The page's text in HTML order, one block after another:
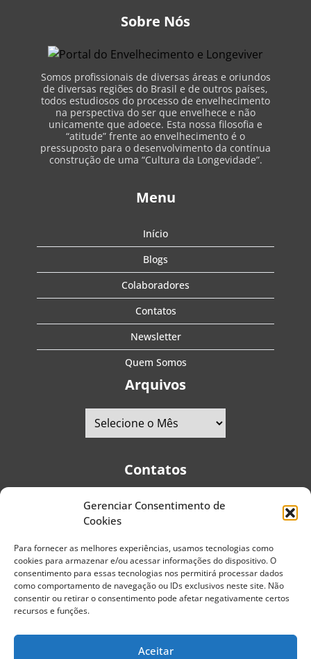
Gerenciar Consentimento de
Cookies
Para fornecer as melhores experiências, usamos tecnologias como
cookies para armazenar e/ou acessar informações do dispositivo. O
consentimento para essas tecnologias nos permitirá processar dados
como comportamento de navegação ou IDs exclusivos neste site. Não
consentir ou retirar o consentimento pode afetar negativamente certos
recursos e funções.
Aceitar
Sobre Nós
Somos profissionais de diversas áreas e oriundos
de diversas regiões do Brasil e de outros países,
todos estudiosos do processo de envelhecimento
na perspectiva do ser que envelhece e não
unicamente que adoece. Esta nossa filosofia e
“atitude” frente ao envelhecimento é o
pressuposto para o desenvolvimento da contínua
construção de uma “Cultura da Longevidade”.
Menu
Início
Blogs
Colaboradores
Contatos
Newsletter
Quem Somos
Arquivos
Contatos
Telefones:+55 (11) 2579-9697|+55 (11) 5587-4334
Guarani - CEP: 04310-060 - São Paulo | Brasil
E-mail:contato@portaldoenvelhecimento.com.br
Website:portaldoenvelhecimento.com.br